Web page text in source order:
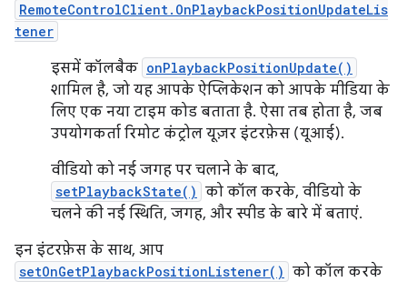
RemoteControlClient.OnPlaybackPositionUpdateLis
tener
इसमें कॉलबैक onPlaybackPositionUpdate()
शामिल है, जो यह आपके ऐप्लिकेशन को आपके मीडिया के
लिए एक नया टाइम कोड बताता है. ऐसा तब होता है, जब
उपयोगकर्ता रिमोट कंट्रोल यूज़र इंटरफ़ेस (यूआई).
वीडियो को नई जगह पर चलाने के बाद,
setPlaybackState() को कॉल करके, वीडियो के
चलने की नई स्थिति, जगह, और स्पीड के बारे में बताएं.
इन इंटरफ़ेस के साथ, आप
setOnGetPlaybackPositionListener() को कॉल करके